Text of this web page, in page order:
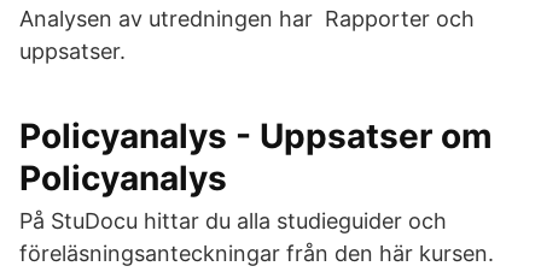
Analysen av utredningen har Rapporter och
uppsatser.
Policyanalys - Uppsatser om
Policyanalys
På StuDocu hittar du alla studieguider och
föreläsningsanteckningar från den här kursen.